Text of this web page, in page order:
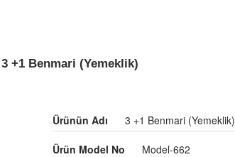
3 +1 Benmari (Yemeklik)
Ürünün Adı 3 +1 Benmari (Yemeklik)
Ürün Model No Model-662